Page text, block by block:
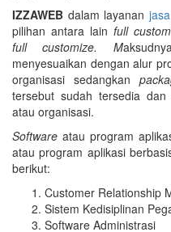
IZZAWEB dalam layanan
pilihan antara lain full
full customize. M
menyesuaikan dengan alur
organisasi sedangkan
tersebut sudah tersedia
atau organisasi.
Software atau program
atau program aplikasi
berikut:
Customer Relationship
Sistem Kedisiplinan
Software Administrasi